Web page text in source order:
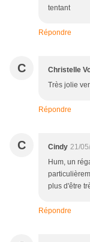
tentant
Répondre
C Christelle
Très jolie
Répondre
C Cindy 21/
Hum, un
plus d'être
Répondre